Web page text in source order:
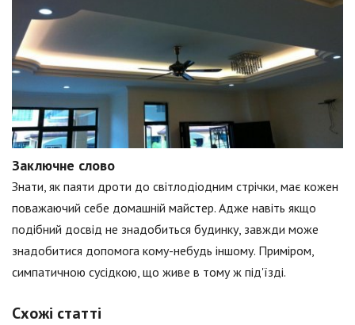
Заключне слово
Знати, як паяти дроти до світлодіодним стрічки, має кожен
поважаючий себе домашній майстер. Адже навіть якщо
подібний досвід не знадобиться будинку, завжди може
знадобитися допомога кому-небудь іншому. Приміром,
симпатичною сусідкою, що живе в тому ж під'їзді.
Схожі статті